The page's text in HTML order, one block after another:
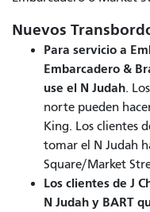
Nuevos
Para servicio a
Embarcadero &
use el N Judah.
norte pueden
King. Los clientes
tomar el N Judah
Square/Market
Los clientes de J
N Judah y BART